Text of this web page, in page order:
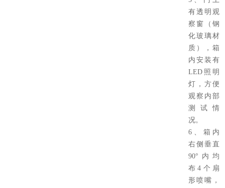
有透明观
察窗（钢
化玻璃材
质），箱
内安装有
LED照明
灯，方便
观察内部
测试情
况。
6、箱内
右侧垂直
90°内均
布4个扇
形喷嘴，